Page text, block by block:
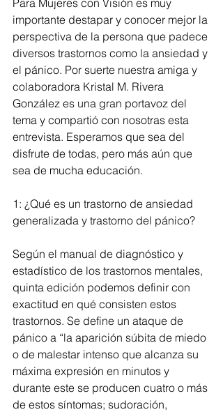
importante destapar y conocer mejor la
perspectiva de la persona que padece
diversos trastornos como la ansiedad y
el pánico. Por suerte nuestra amiga y
colaboradora Kristal M. Rivera
González es una gran portavoz del
tema y compartió con nosotras esta
entrevista. Esperamos que sea del
disfrute de todas, pero más aún que
sea de mucha educación.
1: ¿Qué es un trastorno de ansiedad
generalizada y trastorno del pánico?
Según el manual de diagnóstico y
estadístico de los trastornos mentales,
quinta edición podemos definir con
exactitud en qué consisten estos
trastornos. Se define un ataque de
pánico a “la aparición súbita de miedo
o de malestar intenso que alcanza su
máxima expresión en minutos y
durante este se producen cuatro o más
de estos síntomas; sudoración,